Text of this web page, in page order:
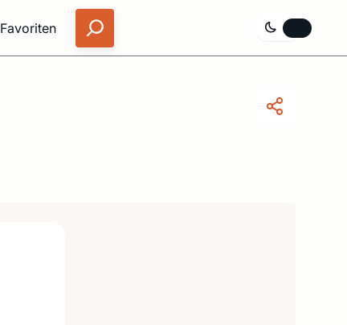
Favoriten